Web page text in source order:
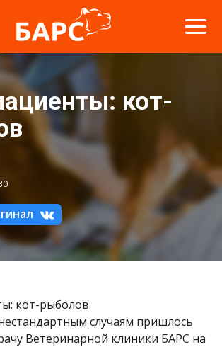
кот-
кот-рыболов
случаям пришлось
Ветеринарной клиники БАРС на